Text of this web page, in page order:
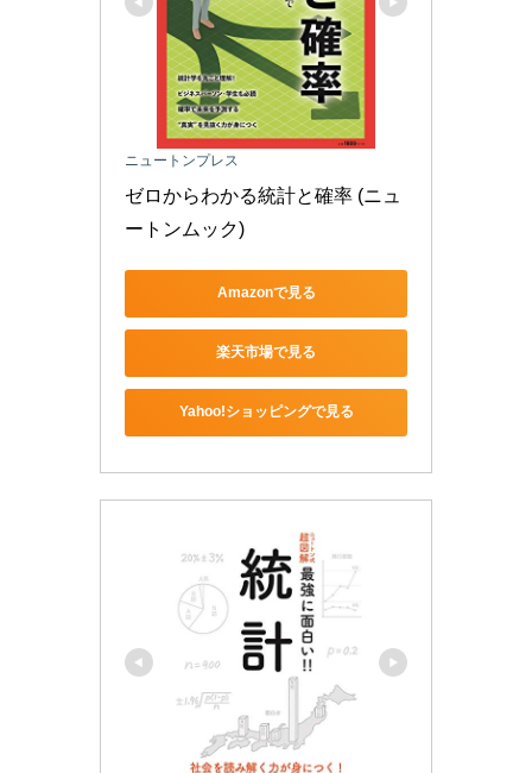
ニュートンプレス
ゼロからわかる統計と確率 (ニュ
ートンムック)
Amazonで見る
楽天市場で見る
Yahoo!ショッピングで見る